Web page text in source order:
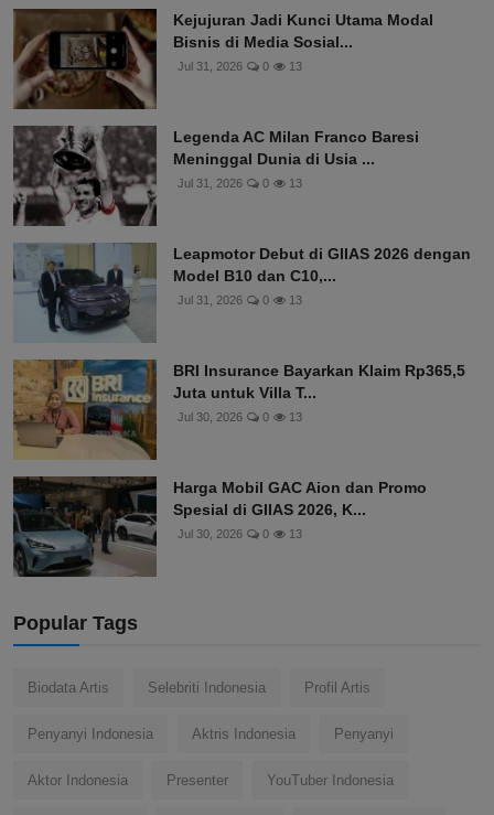
Kejujuran Jadi Kunci Utama Modal
Bisnis di Media Sosial...
Jul 31, 2026 0 13
Legenda AC Milan Franco Baresi
Meninggal Dunia di Usia ...
Jul 31, 2026 0 13
Leapmotor Debut di GIIAS 2026 dengan
Model B10 dan C10,...
Jul 31, 2026 0 13
BRI Insurance Bayarkan Klaim Rp365,5
Juta untuk Villa T...
Jul 30, 2026 0 13
Harga Mobil GAC Aion dan Promo
Spesial di GIIAS 2026, K...
Jul 30, 2026 0 13
Popular Tags
Biodata Artis Selebriti Indonesia Profil Artis
Penyanyi Indonesia Aktris Indonesia Penyanyi
Aktor Indonesia Presenter YouTuber Indonesia